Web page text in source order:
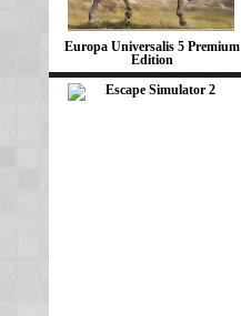
Europa Universalis 5 Premium
Edition